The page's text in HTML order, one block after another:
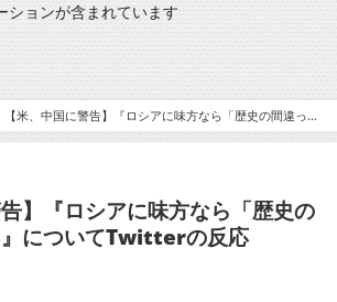
ションが含まれています
【米、中国に警告】『ロシアに味方なら「歴史の間違った
反応
告】『ロシアに味方なら「歴史の
についてTwitterの反応